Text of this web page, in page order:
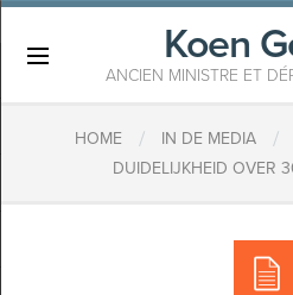
Koen
ANCIEN MINISTRE ET
HOME / IN DE MEDIA /
DUIDELIJKHEID OVER